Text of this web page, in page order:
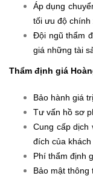
Áp dụng
tối ưu độ chính
Đội ngũ thẩm
giá những tài
Thẩm định giá
Bảo hành giá
Tư vấn hồ sơ
Cung cấp dịch
đích của khách
Phí thẩm định
Bảo mật thông